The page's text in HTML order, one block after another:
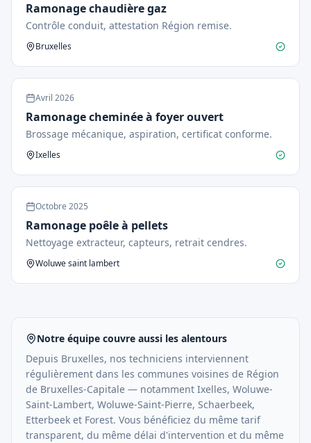
Ramonage chaudière gaz
Contrôle conduit, attestation Région remise.
Bruxelles
Avril 2026
Ramonage cheminée à foyer ouvert
Brossage mécanique, aspiration, certificat conforme.
Ixelles
Octobre 2025
Ramonage poêle à pellets
Nettoyage extracteur, capteurs, retrait cendres.
Woluwe saint lambert
Notre équipe couvre aussi les alentours
Depuis Bruxelles, nos techniciens interviennent
régulièrement dans les communes voisines de Région
de Bruxelles-Capitale — notamment Ixelles, Woluwe-
Saint-Lambert, Woluwe-Saint-Pierre, Schaerbeek,
Etterbeek et Forest. Vous bénéficiez du même tarif
transparent, du même délai d'intervention et du même